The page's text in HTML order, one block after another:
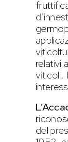
relativi
viticoli.
del